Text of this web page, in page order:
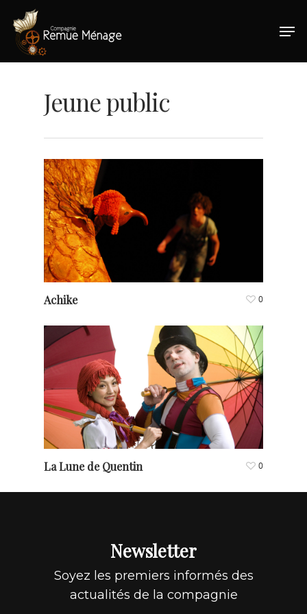
Jeune public
Achike 0
La Lune de Quentin 0
Newsletter
Soyez les premiers informés des
actualités de la compagnie